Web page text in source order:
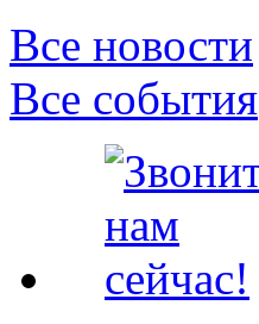
Все новости
Все события